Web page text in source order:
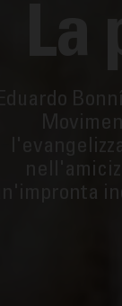
La
Eduardo
un'impronta